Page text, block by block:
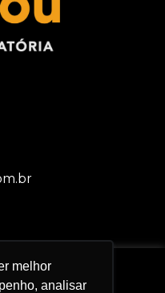
melhor
analisar
tecnologias
experiência em